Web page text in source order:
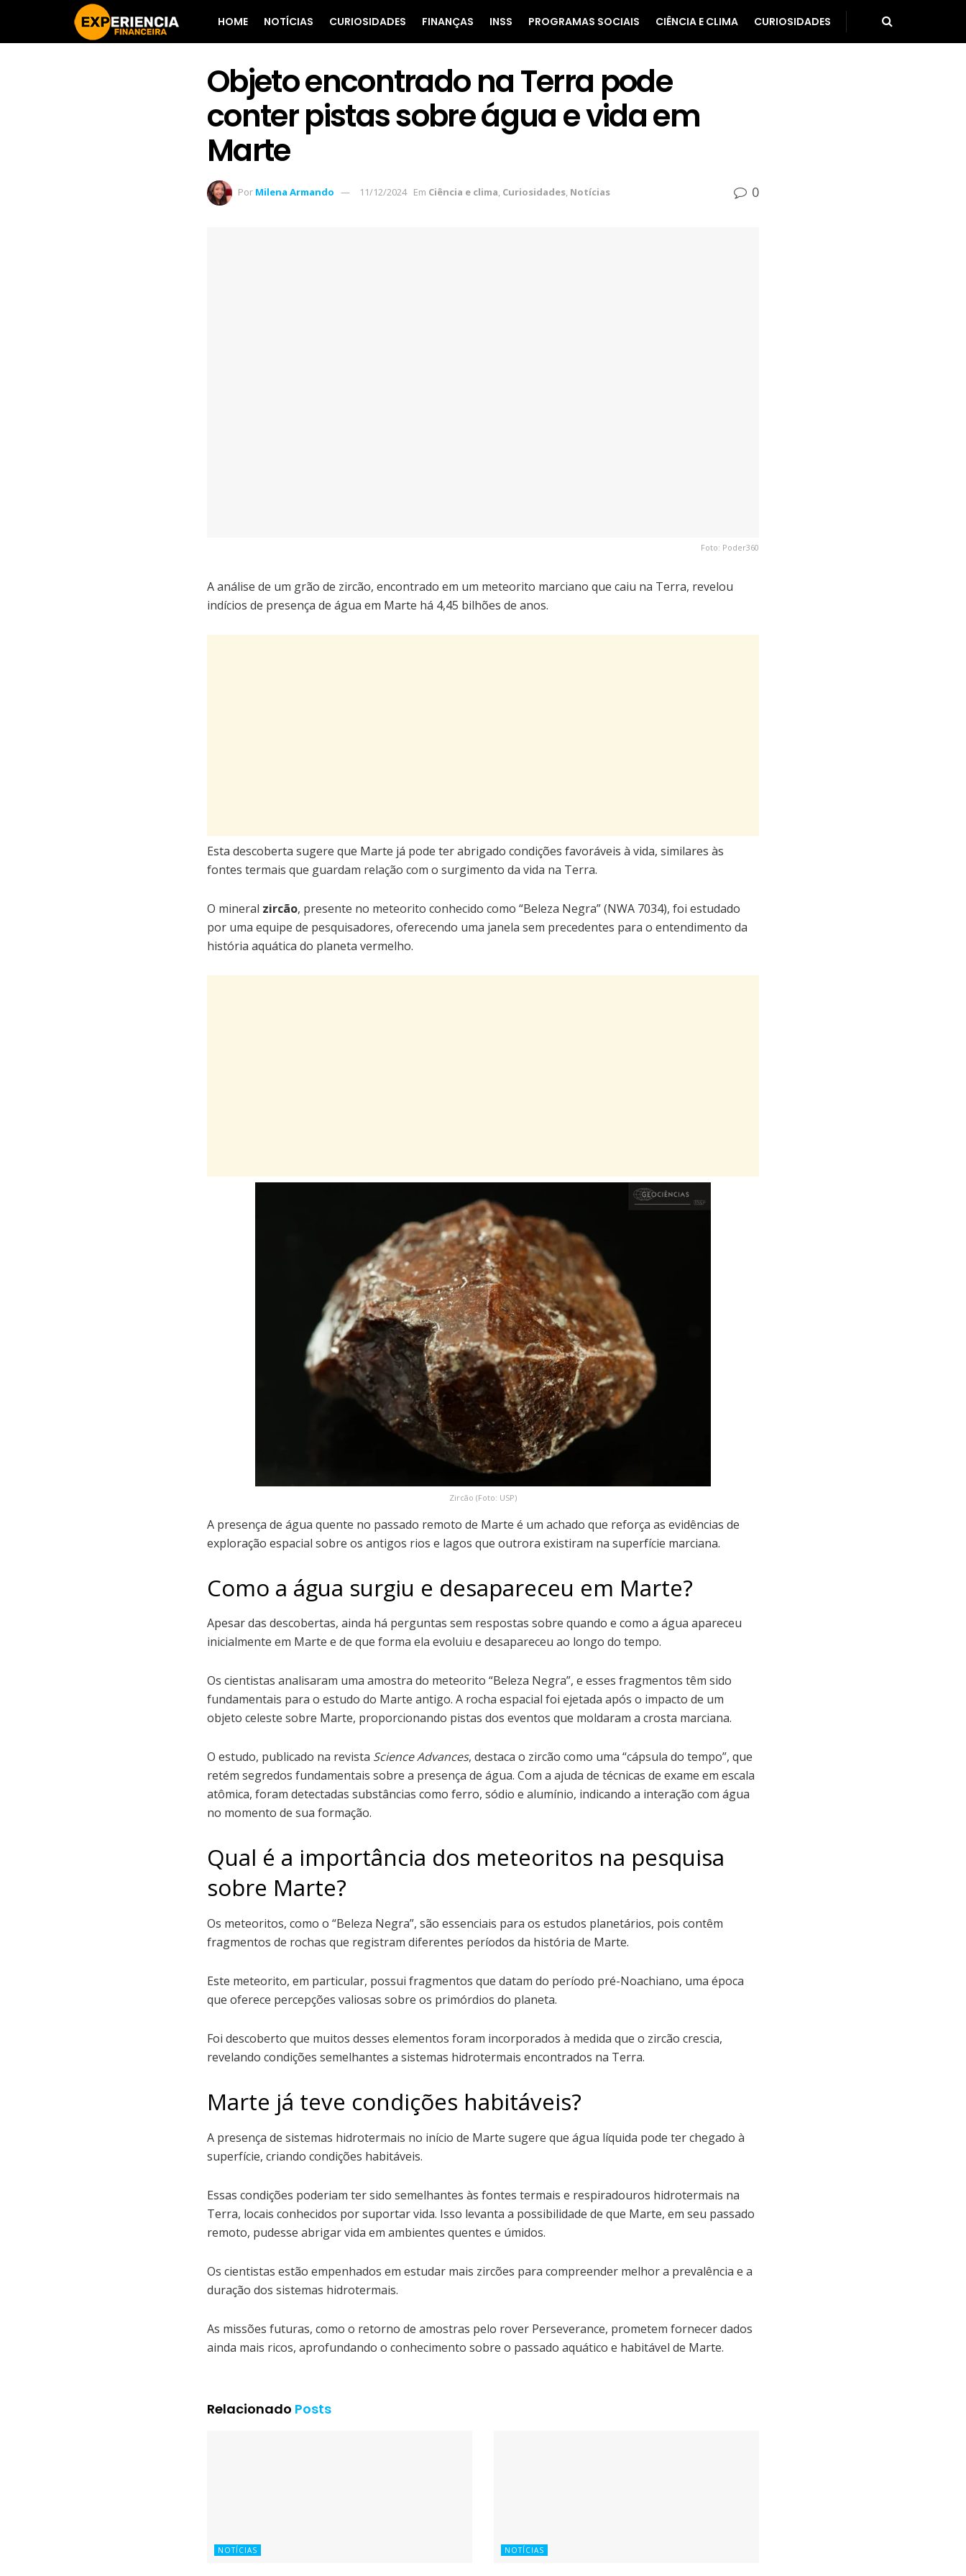
HOME NOTÍCIAS CURIOSIDADES FINANÇAS INSS PROGRAMAS SOCIAIS CIÊNCIA E CLIMA CURIOSIDADES
Objeto encontrado na Terra pode
conter pistas sobre água e vida em
Marte
Por Milena Armando 11/12/2024 Em Ciência e clima, Curiosidades, Notícias 0
Foto: Poder360
A análise de um grão de zircão, encontrado em um meteorito marciano que caiu na Terra, revelou
indícios de presença de água em Marte há 4,45 bilhões de anos.
Esta descoberta sugere que Marte já pode ter abrigado condições favoráveis à vida, similares às
fontes termais que guardam relação com o surgimento da vida na Terra.
O mineral zircão, presente no meteorito conhecido como “Beleza Negra” (NWA 7034), foi estudado
por uma equipe de pesquisadores, oferecendo uma janela sem precedentes para o entendimento da
história aquática do planeta vermelho.
Zircão (Foto: USP)
A presença de água quente no passado remoto de Marte é um achado que reforça as evidências de
exploração espacial sobre os antigos rios e lagos que outrora existiram na superfície marciana.
Como a água surgiu e desapareceu em Marte?
Apesar das descobertas, ainda há perguntas sem respostas sobre quando e como a água apareceu
inicialmente em Marte e de que forma ela evoluiu e desapareceu ao longo do tempo.
Os cientistas analisaram uma amostra do meteorito “Beleza Negra”, e esses fragmentos têm sido
fundamentais para o estudo do Marte antigo. A rocha espacial foi ejetada após o impacto de um
objeto celeste sobre Marte, proporcionando pistas dos eventos que moldaram a crosta marciana.
O estudo, publicado na revista Science Advances, destaca o zircão como uma “cápsula do tempo”, que
retém segredos fundamentais sobre a presença de água. Com a ajuda de técnicas de exame em escala
atômica, foram detectadas substâncias como ferro, sódio e alumínio, indicando a interação com água
no momento de sua formação.
Qual é a importância dos meteoritos na pesquisa
sobre Marte?
Os meteoritos, como o “Beleza Negra”, são essenciais para os estudos planetários, pois contêm
fragmentos de rochas que registram diferentes períodos da história de Marte.
Este meteorito, em particular, possui fragmentos que datam do período pré-Noachiano, uma época
que oferece percepções valiosas sobre os primórdios do planeta.
Foi descoberto que muitos desses elementos foram incorporados à medida que o zircão crescia,
revelando condições semelhantes a sistemas hidrotermais encontrados na Terra.
Marte já teve condições habitáveis?
A presença de sistemas hidrotermais no início de Marte sugere que água líquida pode ter chegado à
superfície, criando condições habitáveis.
Essas condições poderiam ter sido semelhantes às fontes termais e respiradouros hidrotermais na
Terra, locais conhecidos por suportar vida. Isso levanta a possibilidade de que Marte, em seu passado
remoto, pudesse abrigar vida em ambientes quentes e úmidos.
Os cientistas estão empenhados em estudar mais zircões para compreender melhor a prevalência e a
duração dos sistemas hidrotermais.
As missões futuras, como o retorno de amostras pelo rover Perseverance, prometem fornecer dados
ainda mais ricos, aprofundando o conhecimento sobre o passado aquático e habitável de Marte.
Relacionado Posts
NOTÍCIAS NOTÍCIAS